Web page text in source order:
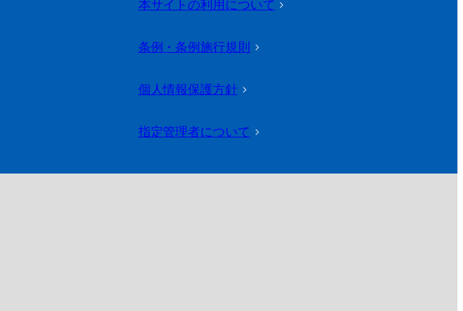
本サイトの利用について >
条例・条例施行規則 >
個人情報保護方針 >
指定管理者について >